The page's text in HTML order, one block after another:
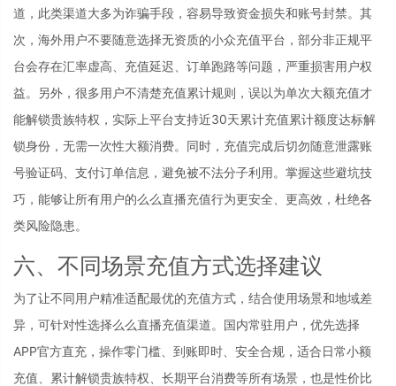
道，此类渠道大多为诈骗手段，容易导致资金损失和账号封禁。其
次，海外用户不要随意选择无资质的小众充值平台，部分非正规平
台会存在汇率虚高、充值延迟、订单跑路等问题，严重损害用户权
益。另外，很多用户不清楚充值累计规则，误以为单次大额充值才
能解锁贵族特权，实际上平台支持近30天累计充值累计额度达标解
锁身份，无需一次性大额消费。同时，充值完成后切勿随意泄露账
号验证码、支付订单信息，避免被不法分子利用。掌握这些避坑技
巧，能够让所有用户的么么直播充值行为更安全、更高效，杜绝各
类风险隐患。
六、不同场景充值方式选择建议
为了让不同用户精准适配最优的充值方式，结合使用场景和地域差
异，可针对性选择么么直播充值渠道。国内常驻用户，优先选择
APP官方直充，操作零门槛、到账即时、安全合规，适合日常小额
充值、累计解锁贵族特权、长期平台消费等所有场景，也是性价比